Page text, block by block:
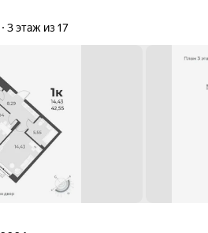
3 этаж из 17